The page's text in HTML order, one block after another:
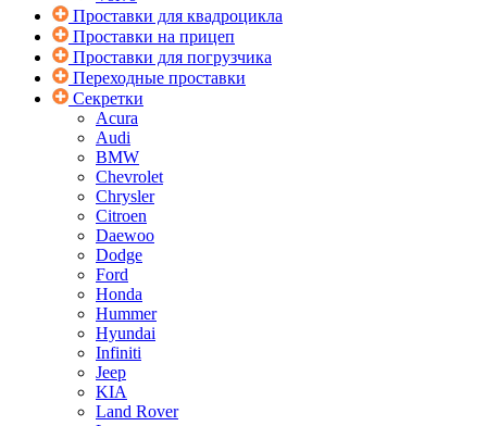
Проставки для квадроцикла
Проставки на прицеп
Проставки для погрузчика
Переходные проставки
Секретки
Acura
Audi
BMW
Chevrolet
Chrysler
Citroen
Daewoo
Dodge
Ford
Honda
Hummer
Hyundai
Infiniti
Jeep
KIA
Land Rover